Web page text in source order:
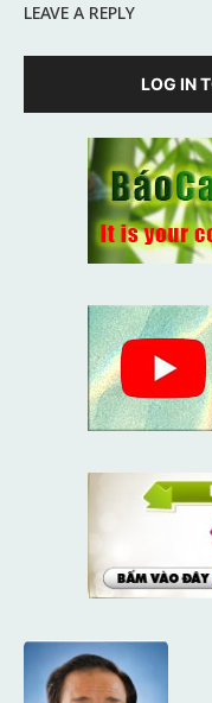
LEAVE A REPLY
LOG IN